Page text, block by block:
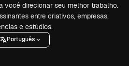
você direcionar seu melhor trabalho.
entre criativos, empresas,
e estúdios.
Português